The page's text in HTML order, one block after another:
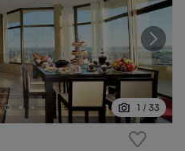
1 / 33